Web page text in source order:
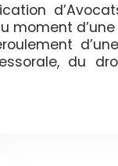
moment
du